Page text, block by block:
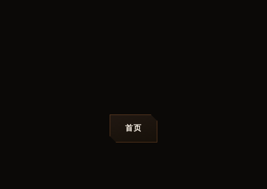
首页